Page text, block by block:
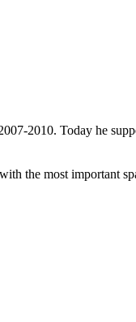
2010. Today he
the most important